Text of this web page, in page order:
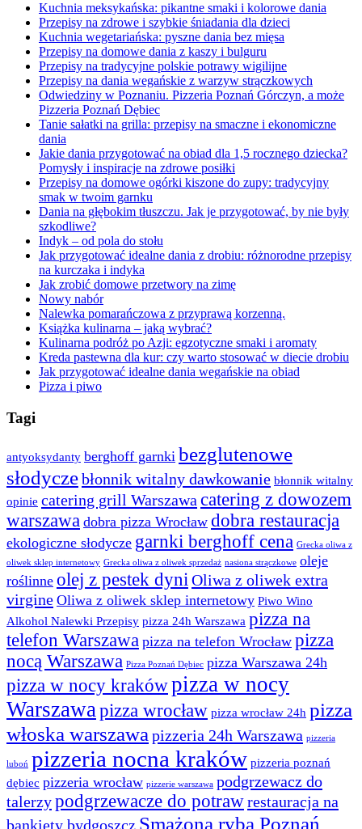
Kuchnia meksykańska: pikantne smaki i kolorowe dania
Przepisy na zdrowe i szybkie śniadania dla dzieci
Kuchnia wegetariańska: pyszne dania bez mięsa
Przepisy na domowe dania z kaszy i bulguru
Przepisy na tradycyjne polskie potrawy wigilijne
Przepisy na dania wegańskie z warzyw strączkowych
Odwiedziny w Poznaniu. Pizzeria Poznań Górczyn, a może
Pizzeria Poznań Dębiec
Tanie sałatki na grilla: przepisy na smaczne i ekonomiczne
dania
Jakie dania przygotować na obiad dla 1,5 rocznego dziecka?
Pomysły i inspiracje na zdrowe posiłki
Przepisy na domowe ogórki kiszone do zupy: tradycyjny
smak w twoim garnku
Dania na głębokim tłuszczu. Jak je przygotować, by nie były
szkodliwe?
Indyk – od pola do stołu
Jak przygotować idealne dania z drobiu: różnorodne przepisy
na kurczaka i indyka
Jak zrobić domowe przetwory na zimę
Nowy nabór
Nalewka pomarańczowa z przyprawą korzenną.
Książka kulinarna – jaką wybrać?
Kulinarna podróż po Azji: egzotyczne smaki i aromaty
Kreda pastewna dla kur: czy warto stosować w diecie drobiu
Jak przygotować idealne dania wegańskie na obiad
Pizza i piwo
Tagi
antyoksydanty berghoff garnki bezglutenowe
słodyczebłonnik witalny dawkowanie błonnik witalny
opinie catering grill Warszawa catering z dowozem
warszawa dobra pizza Wrocław dobra restauracja
ekologiczne słodycze garnki berghoff cena Grecka oliwa z
oliwek sklep internetowy Grecka oliwa z oliwek sprzedaż nasiona strączkowe oleje
roślinne olej z pestek dyni Oliwa z oliwek extra
virgine Oliwa z oliwek sklep internetowy Piwo Wino
Alkohol Nalewki Przepisy pizza 24h Warszawa pizza na
telefon Warszawa pizza na telefon Wrocław pizza
nocą Warszawa Pizza Poznań Dębiec pizza Warszawa 24h
pizza w nocy krakówpizza w nocy
Warszawa pizza wrocław pizza wrocław 24h pizza
włoska warszawa pizzeria 24h Warszawa pizzeria
luboń pizzeria nocna kraków pizzeria poznań
dębiec pizzeria wrocław pizzerie warszawa podgrzewacz do
talerzypodgrzewacze do potrawrestauracja na
bankiety bydgoszcz Smażona ryba Poznań